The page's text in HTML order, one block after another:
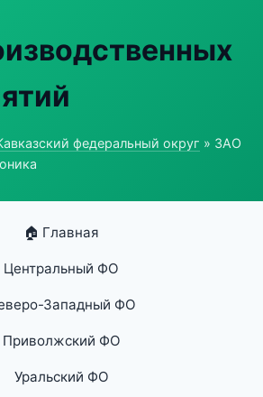
федеральный округ » ЗАО
🏠 Главная
Центральный ФО
Западный ФО
Приволжский ФО
Уральский ФО